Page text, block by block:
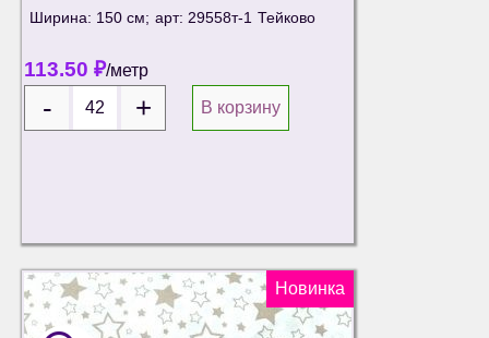
Ширина: 150 см; арт: 29558т-1 Тейково
113.50 ₽/метр
В корзину
Новинка